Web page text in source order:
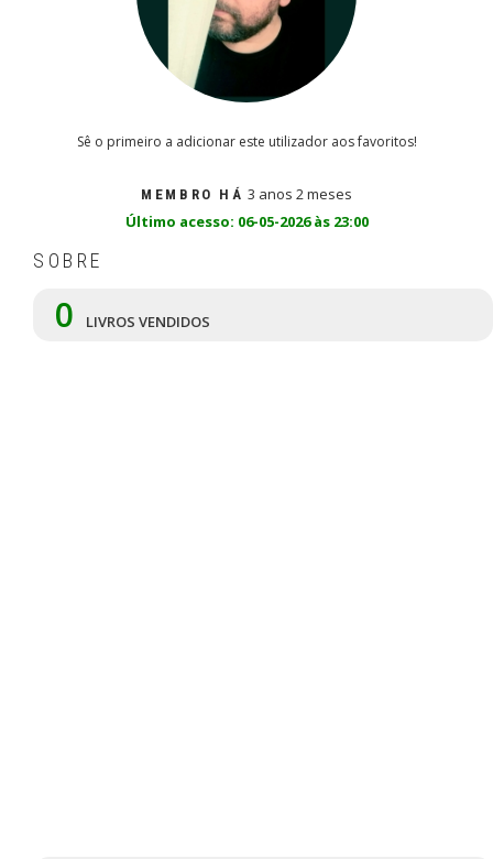
Sê o primeiro a adicionar este utilizador aos favoritos!
MEMBRO HÁ 3 anos 2 meses
Último acesso: 06-05-2026 às 23:00
SOBRE
0 LIVROS VENDIDOS